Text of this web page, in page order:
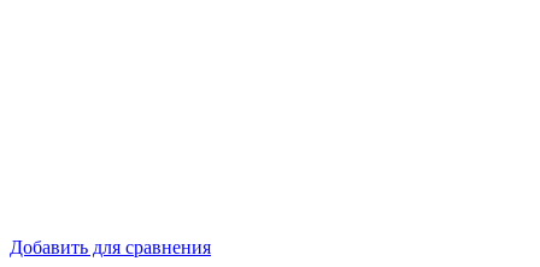
Добавить для сравнения